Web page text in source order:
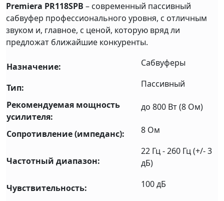
Premiera PR118SPB – современный пассивный
сабвуфер профессионального уровня, с отличным
звуком и, главное, с ценой, которую вряд ли
предложат ближайшие конкуренты.
Назначение: Сабвуферы
Тип:
Пассивный
Рекомендуемая мощность
усилителя:
до 800 Вт (8 Ом)
Сопротивление (импеданс): 8 Ом
Частотный диапазон:
22 Гц - 260 Гц (+/- 3
дБ)
Чувствительность:
100 дБ